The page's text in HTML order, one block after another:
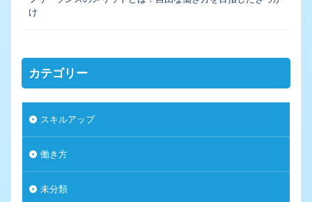
け
カテゴリー
スキルアップ
働き方
未分類